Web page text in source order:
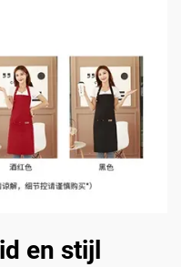
en stijl